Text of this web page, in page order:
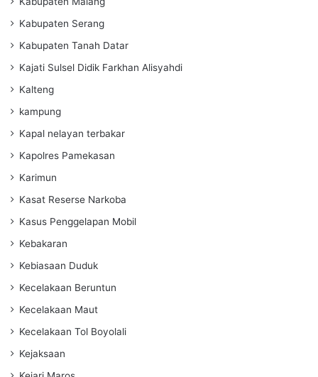
Kabupaten Serang
Kabupaten Tanah Datar
Kajati Sulsel Didik Farkhan Alisyahdi
Kalteng
kampung
Kapal nelayan terbakar
Kapolres Pamekasan
Karimun
Kasat Reserse Narkoba
Kasus Penggelapan Mobil
Kebakaran
Kebiasaan Duduk
Kecelakaan Beruntun
Kecelakaan Maut
Kecelakaan Tol Boyolali
Kejaksaan